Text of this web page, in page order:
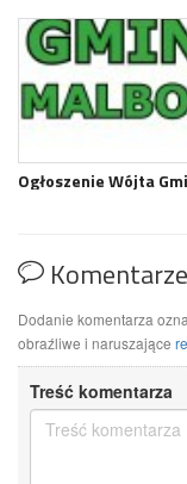
Ogłoszenie Wójta
Dodanie komentarza
obraźliwe i naruszające
Treść komentarza